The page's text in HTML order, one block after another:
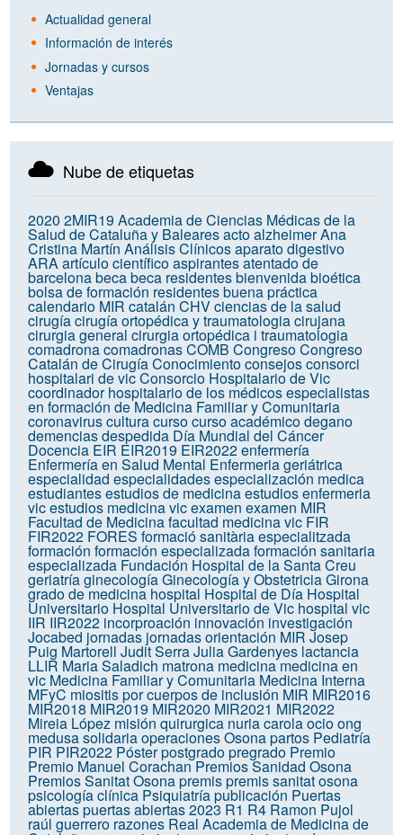
Actualidad general
Información de interés
Jornadas y cursos
Ventajas
Nube de etiquetas
2020 2MIR19 Academia de Ciencias Médicas de la
Salud de Cataluña y BalearesactoalzheimerAna
Cristina Martín Análisis Clínicosaparato digestivo
ARAartículo científicoaspirantesatentado de
barcelonabecabeca residentesbienvenidabioética
bolsa de formación residentesbuena práctica
calendario MIR catalán CHVciencias de la salud
cirugíacirugía ortopédica y traumatologiacirujana
cirurgia general cirurgia ortopédica i traumatologia
comadronacomadronasCOMB CongresoCongreso
Catalán de CirugíaConocimientoconsejosconsorci
hospitalari de vicConsorcio Hospitalario de Vic
coordinador hospitalario de los médicos especialistas
en formación de Medicina Familiar y Comunitaria
coronavirusculturacursocurso académicodegano
demenciasdespedida Día Mundial del Cáncer
Docencia EIR EIR2019 EIR2022enfermería
Enfermería en Salud Mental Enfermeria geriátrica
especialidad especialidadesespecialización medica
estudiantesestudios de medicinaestudios enfermeria
vicestudios medicina vicexamen examen MIR
Facultad de Medicinafacultad medicina vic FIR
FIR2022 FORES formació sanitària especialitzada
formación formación especializadaformación sanitaria
especializada Fundación Hospital de la Santa Creu
geriatríaginecologíaGinecología y ObstetriciaGirona
grado de medicina hospital Hospital de Día Hospital
Universitario Hospital Universitario de Vic hospital vic
IIR IIR2022 incorproación innovación investigación
Jocabed jornadas jornadas orientación MIR Josep
Puig Martorell Judit SerraJulia Gardenyes lactancia
LLIR Maria Saladich matrona medicina medicina en
vic Medicina Familiar y Comunitaria Medicina Interna
MFyC miositis por cuerpos de inclusión MIR MIR2016
MIR2018 MIR2019 MIR2020 MIR2021 MIR2022
Mireia López misión quirurgica nuria carolaocioong
medusa solidariaoperacionesOsonapartos Pediatría
PIR PIR2022 Pósterpostgradopregrado Premio
Premio Manuel Corachan Premios Sanidad Osona
Premios Sanitat Osonapremispremis sanitat osona
psicología clínica Psiquiatríapublicación Puertas
abiertaspuertas abiertas 2023 R1 R4 Ramon Pujol
raúl guerrero razones Real Academia de Medicina de